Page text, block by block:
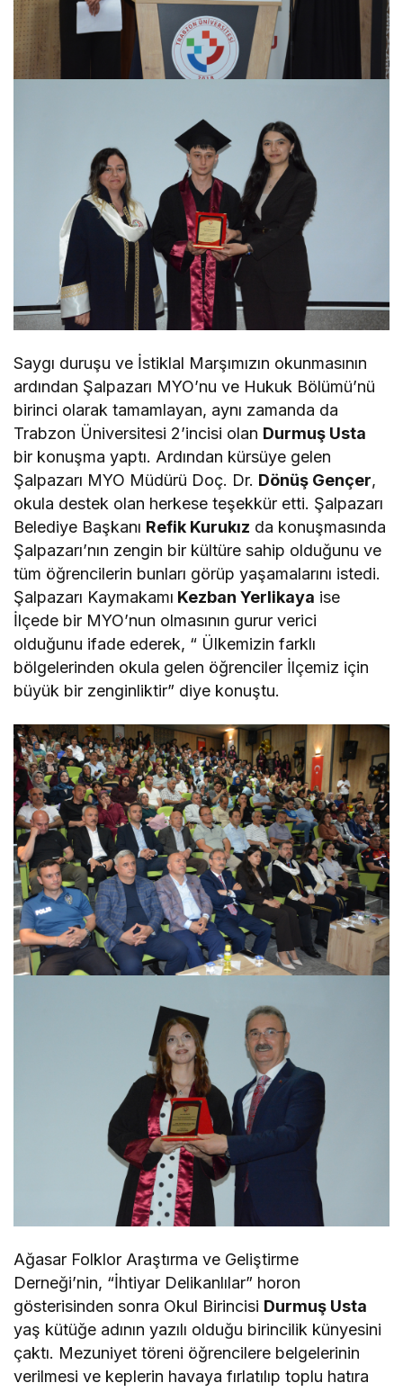
Saygı duruşu ve İstiklal Marşımızın okunmasının
ardından Şalpazarı MYO’nu ve Hukuk Bölümü’nü
birinci olarak tamamlayan, aynı zamanda da
Trabzon Üniversitesi 2’incisi olan Durmuş Usta
bir konuşma yaptı. Ardından kürsüye gelen
Şalpazarı MYO Müdürü Doç. Dr. Dönüş Gençer,
okula destek olan herkese teşekkür etti. Şalpazarı
Belediye Başkanı Refik Kurukız da konuşmasında
Şalpazarı’nın zengin bir kültüre sahip olduğunu ve
tüm öğrencilerin bunları görüp yaşamalarını istedi.
Şalpazarı Kaymakamı Kezban Yerlikaya ise
İlçede bir MYO’nun olmasının gurur verici
olduğunu ifade ederek, “ Ülkemizin farklı
bölgelerinden okula gelen öğrenciler İlçemiz için
büyük bir zenginliktir” diye konuştu.
Ağasar Folklor Araştırma ve Geliştirme
Derneği’nin, “İhtiyar Delikanlılar” horon
gösterisinden sonra Okul Birincisi Durmuş Usta
yaş kütüğe adının yazılı olduğu birincilik künyesini
çaktı. Mezuniyet töreni öğrencilere belgelerinin
verilmesi ve keplerin havaya fırlatılıp toplu hatıra